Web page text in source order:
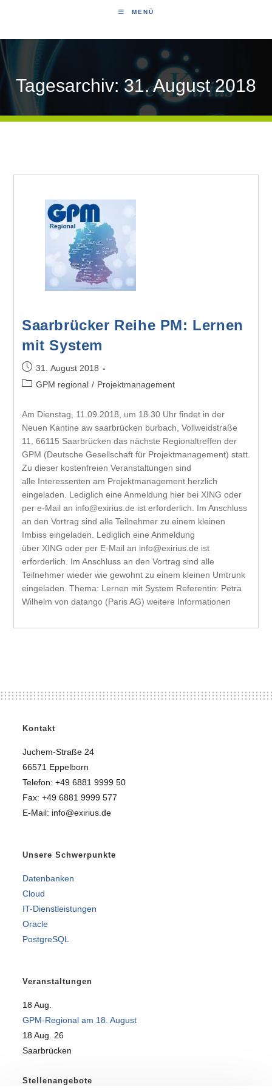
MENÜ
Tagesarchiv: 31. August 2018
Saarbrücker Reihe PM: Lernen
mit System
31. August 2018
GPM regional / Projektmanagement
Am Dienstag, 11.09.2018, um 18.30 Uhr findet in der
Neuen Kantine aw saarbrücken burbach, Vollweidstraße
11, 66115 Saarbrücken das nächste Regionaltreffen der
GPM (Deutsche Gesellschaft für Projektmanagement) statt.
Zu dieser kostenfreien Veranstaltungen sind
alle Interessenten am Projektmanagement herzlich
eingeladen. Lediglich eine Anmeldung hier bei XING oder
per e-Mail an info@exirius.de ist erforderlich. Im Anschluss
an den Vortrag sind alle Teilnehmer zu einem kleinen
Imbiss eingeladen. Lediglich eine Anmeldung
über XING oder per E-Mail an info@exirius.de ist
erforderlich. Im Anschluss an den Vortrag sind alle
Teilnehmer wieder wie gewohnt zu einem kleinen Umtrunk
eingeladen. Thema: Lernen mit System Referentin: Petra
Wilhelm von datango (Paris AG) weitere Informationen
Kontakt
Juchem-Straße 24
66571 Eppelborn
Telefon: +49 6881 9999 50
Fax: +49 6881 9999 577
E-Mail: info@exirius.de
Unsere Schwerpunkte
Datenbanken
Cloud
IT-Dienstleistungen
Oracle
PostgreSQL
Veranstaltungen
18 Aug.
GPM-Regional am 18. August
18 Aug. 26
Saarbrücken
Stellenangebote